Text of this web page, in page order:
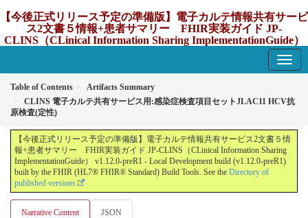
【今後正式リリース予定の準備版】電子カルテ情報共有サービ
ス2文書５情報+患者サマリー FHIR実装ガイド JP-
CLINS（CLinical Information Sharing ImplementationGuide）
Table of Contents
Artifacts Summary
CLINS 電子カルテ共有サービス用:感染症検査項目セットJLAC11 HCV抗
原検査(定性)
【今後正式リリース予定の準備版】電子カルテ情報共有サービス2文書５情
報+患者サマリー FHIR実装ガイド JP-CLINS（CLinical Information Sharing
ImplementationGuide） v1.12.0-preR1 - Local Development build (v1.12.0-preR1)
built by the FHIR (HL7® FHIR® Standard) Build Tools. See the Directory of
published versions
Narrative Content JSON